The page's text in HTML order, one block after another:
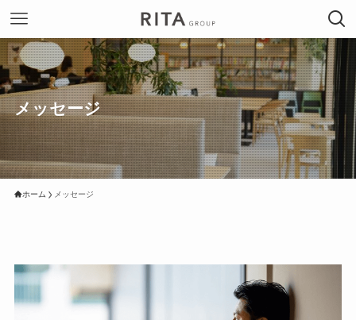
メッセージ
ホーム メッセージ